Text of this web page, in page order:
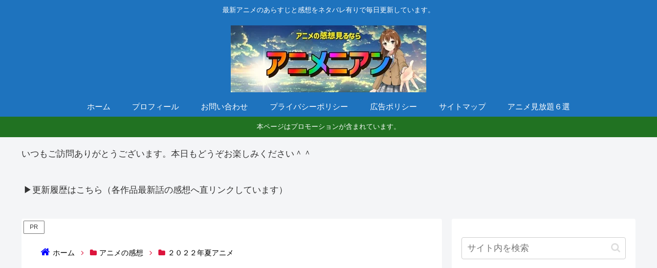
最新アニメのあらすじと感想をネタバレ有りで毎日更新しています。
ホーム プロフィール お問い合わせ プライバシーポリシー 広告ポリシー サイトマップ アニメ見放題６選
本ページはプロモーションが含まれています。
いつもご訪問ありがとうございます。本日もどうぞお楽しみください＾＾
▶更新履歴はこちら（各作品最新話の感想へ直リンクしています）
PR
ホーム アニメの感想 ２０２２年夏アニメ